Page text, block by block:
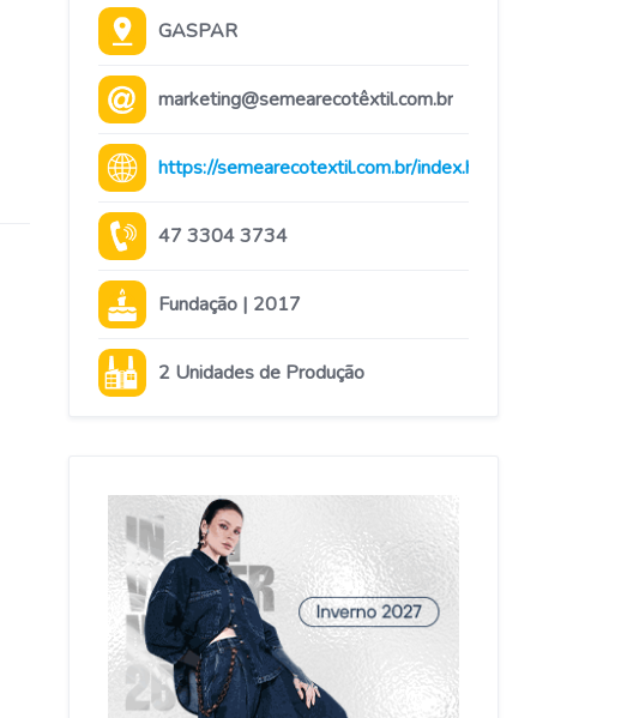
GASPAR
marketing@semearecotêxtil.com.br
https://semearecotextil.com.br/index.html
47 3304 3734
Fundação | 2017
2 Unidades de Produção